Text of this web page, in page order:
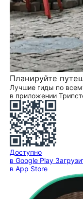
Планируйте
Лучшие гиды по
в приложении
Доступно
в Google Play
в App Store